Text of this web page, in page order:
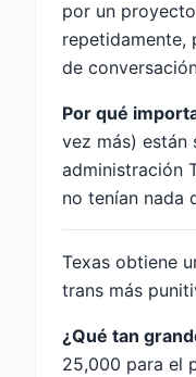
por un
repetidamente,
de
Por qué
vez más) están
administración
no tenían nada
Texas obtiene
trans más
¿Qué tan
25,000 para el